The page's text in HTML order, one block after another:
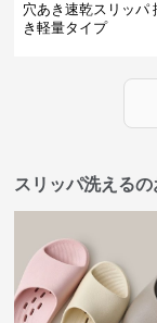
穴あき速乾スリッパ
き軽量タイプ
スリッパ洗える